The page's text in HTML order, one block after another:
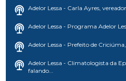
Adelor Lessa - Carla Ayres,
Adelor Lessa - Programa Adelor
Adelor Lessa - Prefeito de
Adelor Lessa - Climatologista da
falando...